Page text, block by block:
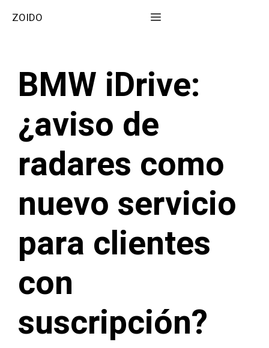
ZOIDO Menú
BMW iDrive:
¿aviso de
radares como
nuevo servicio
para clientes
con
suscripción?